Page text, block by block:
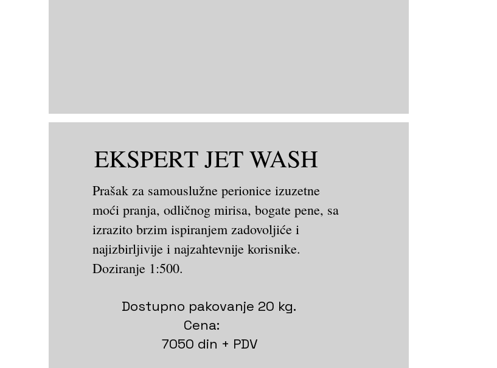
EKSPERT JET WASH
Prašak za samouslužne perionice izuzetne
moći pranja, odličnog mirisa, bogate pene, sa
izrazito brzim ispiranjem zadovoljiće i
najizbirljivije i najzahtevnije korisnike.
Doziranje 1:500.
Dostupno pakovanje 20 kg.
Cena:
7050 din + PDV